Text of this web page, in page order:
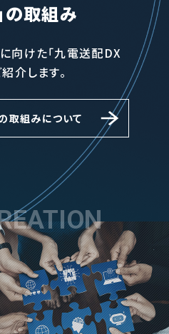
の取組み
向けた「九電送配DX
介します。
取組みについて